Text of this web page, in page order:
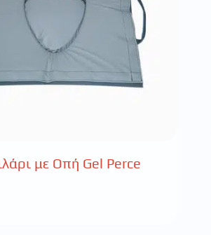
με Οπή Gel Perce